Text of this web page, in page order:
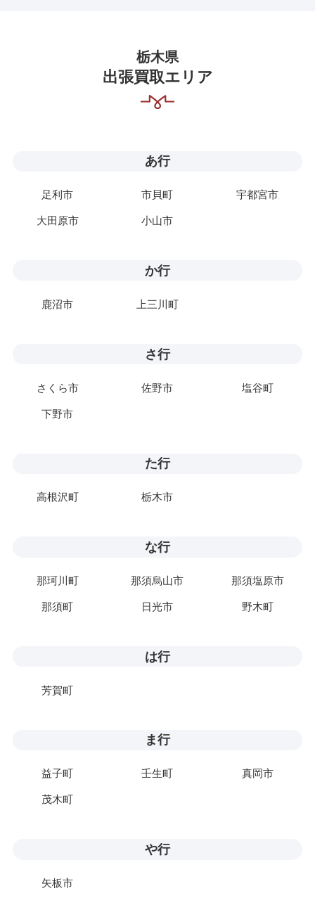
栃木県
出張買取エリア
あ行
足利市 市貝町 宇都宮市
大田原市 小山市
か行
鹿沼市 上三川町
さ行
さくら市 佐野市 塩谷町
下野市
た行
高根沢町 栃木市
な行
那珂川町 那須烏山市 那須塩原市
那須町 日光市 野木町
は行
芳賀町
ま行
益子町 壬生町 真岡市
茂木町
や行
矢板市